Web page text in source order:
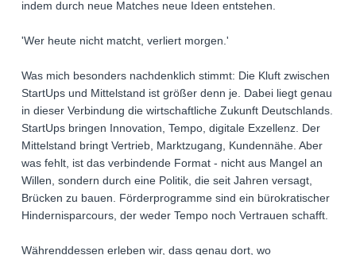
indem durch neue Matches neue Ideen entstehen.
'Wer heute nicht matcht, verliert morgen.'
Was mich besonders nachdenklich stimmt: Die Kluft zwischen
StartUps und Mittelstand ist größer denn je. Dabei liegt genau
in dieser Verbindung die wirtschaftliche Zukunft Deutschlands.
StartUps bringen Innovation, Tempo, digitale Exzellenz. Der
Mittelstand bringt Vertrieb, Marktzugang, Kundennähe. Aber
was fehlt, ist das verbindende Format - nicht aus Mangel an
Willen, sondern durch eine Politik, die seit Jahren versagt,
Brücken zu bauen. Förderprogramme sind ein bürokratischer
Hindernisparcours, der weder Tempo noch Vertrauen schafft.
Währenddessen erleben wir, dass genau dort, wo